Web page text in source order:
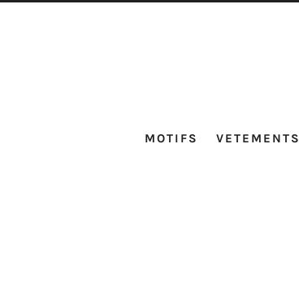
MOTIFS VETEMENTS